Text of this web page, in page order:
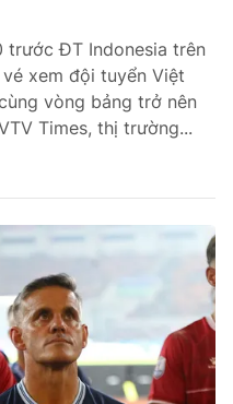
trước ĐT Indonesia trên
xem đội tuyển Việt
vòng bảng trở nên
Times, thị trường...